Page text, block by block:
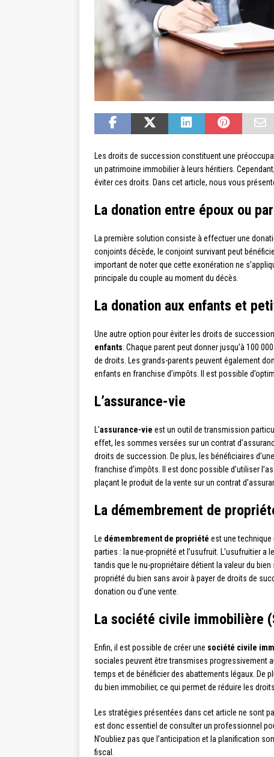
Les droits de succession constituent une
un patrimoine immobilier à leurs héritiers.
éviter ces droits. Dans cet article, nous vous
La donation entre époux ou
La première solution consiste à effectuer une
conjoints décède, le conjoint survivant peut
important de noter que cette exonération ne
principale du couple au moment du décès.
La donation aux enfants et
Une autre option pour éviter les droits de
enfants . Chaque parent peut donner jusqu’à 100
de droits. Les grands-parents peuvent également
enfants en franchise d’impôts. Il est possible
L’assurance-vie
L’assurance-vie est un outil de transmission
effet, les sommes versées sur un contrat
droits de succession. De plus, les bénéficiaires
franchise d’impôts. Il est donc possible d’utiliser
plaçant le produit de la vente sur un contrat
La démembrement de
Le démembrement de propriété est une technique
parties : la nue-propriété et l’usufruit. L’usufruitier
tandis que le nu-propriétaire détient la valeur du
propriété du bien sans avoir à payer de droits de
donation ou d’une vente.
La société civile immobilière
Enfin, il est possible de créer une société civile
sociales peuvent être transmises progressivement
temps et de bénéficier des abattements légaux. De
du bien immobilier, ce qui permet de réduire les
Les stratégies présentées dans cet article ne sont
est donc essentiel de consulter un professionnel
N’oubliez pas que l’anticipation et la planification
fiscal.